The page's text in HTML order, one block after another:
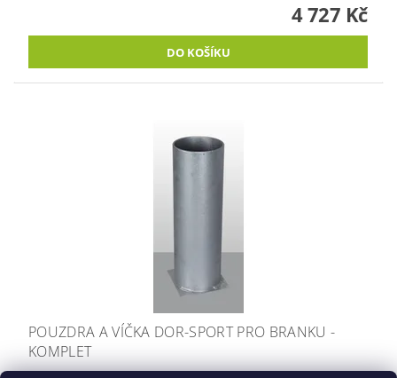
4 727 Kč
POUZDRA A VÍČKA DOR-SPORT PRO BRANKU -
KOMPLET